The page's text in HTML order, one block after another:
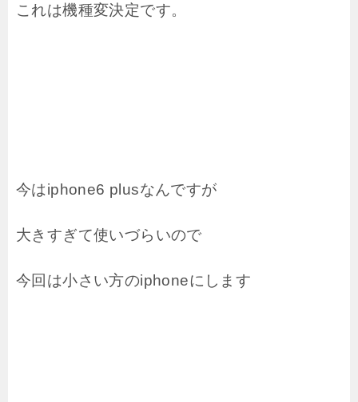
これは機種変決定です。
今はiphone6 plusなんですが
大きすぎて使いづらいので
今回は小さい方のiphoneにします